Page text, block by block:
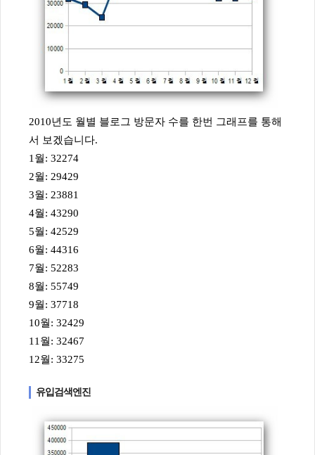
2010년도 월별 블로그 방문자 수를 한번 그래프를 통해
서 보겠습니다.
1월: 32274
2월: 29429
3월: 23881
4월: 43290
5월: 42529
6월: 44316
7월: 52283
8월: 55749
9월: 37718
10월: 32429
11월: 32467
12월: 33275
유입검색엔진